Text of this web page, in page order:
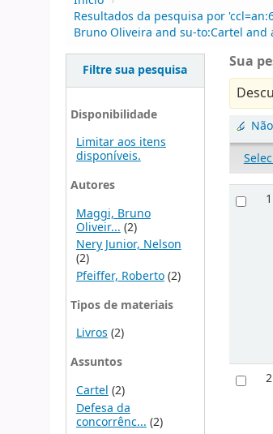
Resultados da pesquisa por
Bruno Oliveira and su-to:Cartel
Filtre sua pesquisa
Disponibilidade
Limitar aos itens
disponíveis.
Autores
Maggi, Bruno
Oliveir... (2)
Nery Junior, Nelson
(2)
Pfeiffer, Roberto(2)
Tipos de materiais
Livros(2)
Assuntos
Cartel (2)
Defesa da
concorrênc... (2)
Sua